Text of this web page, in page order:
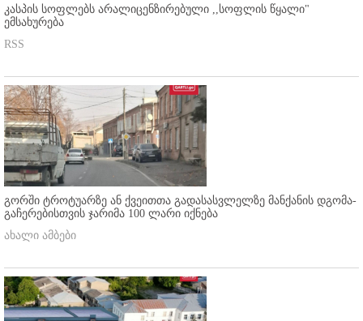
კასპის სოფლებს არალიცენზირებული ,,სოფლის წყალი"
ემსახურება
RSS
გორში ტროტუარზე ან ქვეითთა გადასასვლელზე მანქანის დგომა-
გაჩერებისთვის ჯარიმა 100 ლარი იქნება
ახალი ამბები